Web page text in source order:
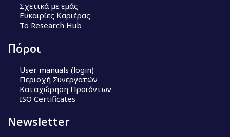
Σχετικά με εμάς
Ευκαιρίες Καριέρας
Το Research Hub
Πόροι
User manuals (login)
Περιοχή Συνεργατών
Καταχώρηση Προϊόντων
ISO Certificates
Newsletter